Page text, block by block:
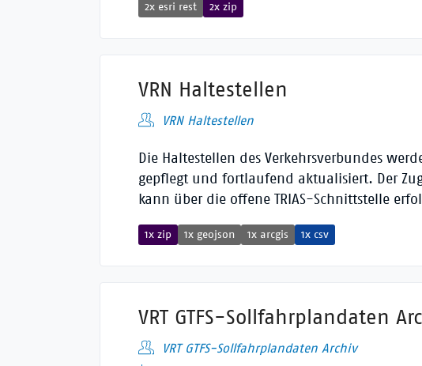
2x esri rest 2x zip
VRN Haltestellen
VRN Haltestellen
Die Haltestellen des Verkehrsverbundes
gepflegt und fortlaufend aktualisiert. Der
kann über die offene TRIAS-Schnittstelle
1x zip 1x geojson 1x arcgis 1x csv
VRT GTFS-Sollfahrplandaten
VRT GTFS-Sollfahrplandaten Archiv